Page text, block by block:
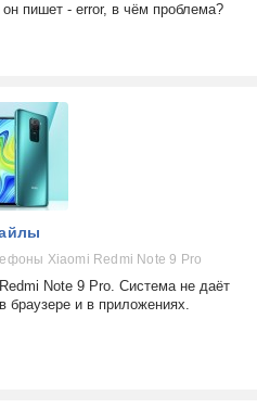
пишет - error, в чём проблема?
Xiaomi Redmi Note 9 Pro
Note 9 Pro. Система не даёт
браузере и в приложениях.